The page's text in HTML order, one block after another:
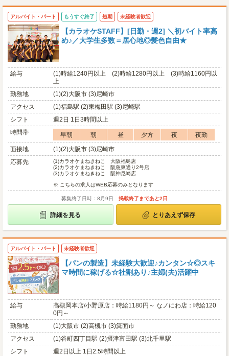
アルバイト・パート もうすぐ終了 短期 未経験者歓迎
【カラオケSTAFF】[日勤・週2] ＼初バイト率高
め♪／大学生多数＝居心地◎髪色自由★
給与
(1)時給1240円以上 (2)時給1280円以上 (3)時給1160円以
上
勤務地
(1)(2)大阪市 (3)尼崎市
アクセス
(1)福島駅 (2)東梅田駅 (3)尼崎駅
シフト
週2日 1日3時間以上
時間帯
早朝 朝 昼 夕方 夜
夜勤
面接地
(1)(2)大阪市 (3)尼崎市
応募先
(1)カラオケまねきねこ 大阪福島店
(2)カラオケまねきねこ 阪急東通り2号店
(3)カラオケまねきねこ 阪神尼崎店
※ こちらの求人はWEB応募のみとなります
募集終了日時：8月9日 掲載終了まであと2日
詳細を見る とりあえず保存
アルバイト・パート 未経験者歓迎
【パンの製造】未経験大歓迎♪カンタン☆◎スキ
マ時間に稼げる☆社割あり♪主婦(夫)活躍中
給与
高槻岡本店/小野原店：時給1180円～ なノにわ店：時給120
0円～
勤務地
(1)大阪市 (2)高槻市 (3)箕面市
アクセス
(1)谷町四丁目駅 (2)摂津富田駅 (3)北千里駅
シフト
週2日以上 1日2.5時間以上